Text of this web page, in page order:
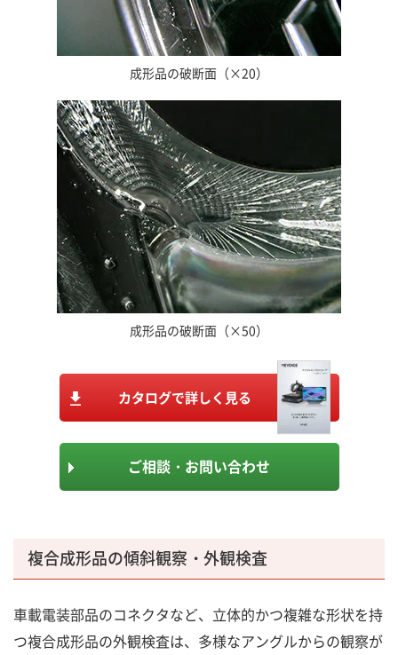
成形品の破断面（×20）
成形品の破断面（×50）
カタログで詳しく見る
ご相談・お問い合わせ
複合成形品の傾斜観察・外観検査
車載電装部品のコネクタなど、立体的かつ複雑な形状を持
つ複合成形品の外観検査は、多様なアングルからの観察が